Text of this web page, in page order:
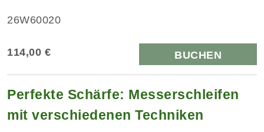
26W60020
114,00 € BUCHEN
Perfekte Schärfe: Messerschleifen
mit verschiedenen Techniken